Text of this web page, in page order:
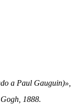
a Paul Gauguin)»,
1888.